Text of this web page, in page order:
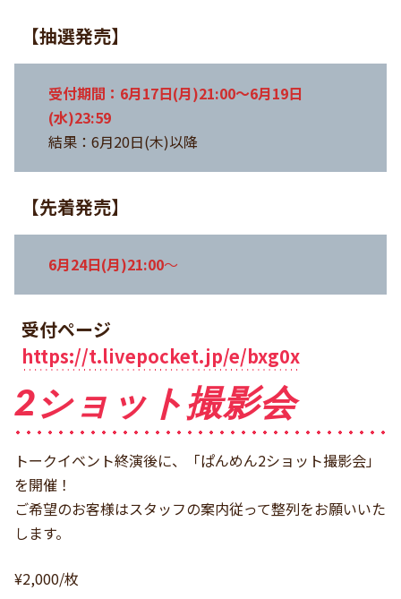
【抽選発売】
受付期間：6月17日(月)21:00〜6月19日
(水)23:59
結果：6月20日(木)以降
【先着発売】
6月24日(月)21:00〜
受付ページ
https://t.livepocket.jp/e/bxg0x
2ショット撮影会
トークイベント終演後に、「ぱんめん2ショット撮影会」
を開催！
ご希望のお客様はスタッフの案内従って整列をお願いいた
します。
¥2,000/枚